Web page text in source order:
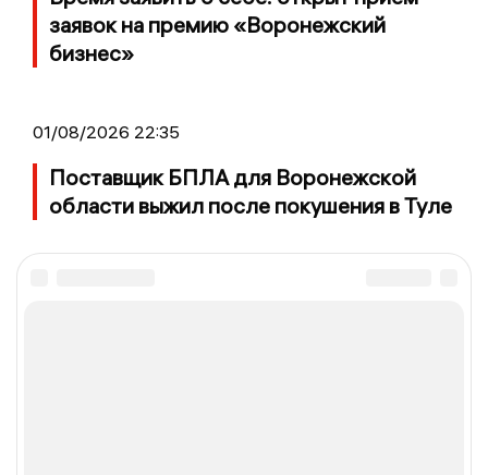
заявок на премию «Воронежский
бизнес»
01/08/2026 22:35
Поставщик БПЛА для Воронежской
области выжил после покушения в Туле